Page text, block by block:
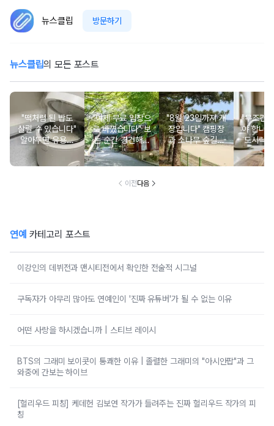
뉴스클립 방문하기
뉴스클립의 모든 포스트
"떡처럼 된 밥도
살릴 수 있습니다"
알아두면 유용한
물 많은 진 밥 살
리는 방법
"이제 무료 입장으
로 바꼈습니다" 보
는 순간 경건해지
고 마음이 편안해
지는 사찰 여행지
"8월 23일까지 개
장입니다" 캠핑장
과 소나무 숲길이
붙어있는 조용한
남해 해수욕장
"무조건
야 합니
도시락
마토 꼭
넣으면
이전다음
연예 카테고리 포스트
이강인의 데뷔전과 맨시티전에서 확인한 전술적 시그널
구독자가 아무리 많아도 연예인이 '진짜 유튜버'가 될 수 없는 이유
어떤 사랑을 하시겠습니까 | 스티브 레이시
BTS의 그래미 보이콧이 통쾌한 이유 | 졸렬한 그래미의 "아시안팝"과 그
와중에 간보는 하이브
[헐리우드 피칭] 케데헌 김보연 작가가 들려주는 진짜 헐리우드 작가의 피
칭